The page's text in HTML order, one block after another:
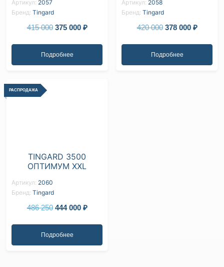
Артикул: 2057
Бренд: Tingard
415 000 375 000₽
Подробнее
Артикул: 2058
Бренд: Tingard
420 000 378 000₽
Подробнее
TINGARD 3500
ОПТИМУМ XXL
Артикул: 2060
Бренд: Tingard
486 250 444 000₽
Подробнее
РАСПРОДАЖА